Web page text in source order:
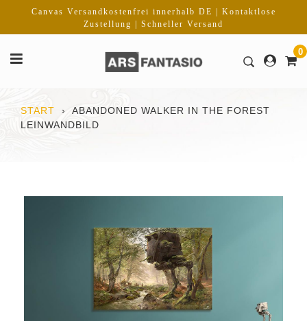
Inhalt
Canvas Versandkostenfrei innerhalb DE | Kontaktlose
Zustellung | Schneller Versand
0
START ›
ABANDONED WALKER IN THE FOREST
LEINWANDBILD